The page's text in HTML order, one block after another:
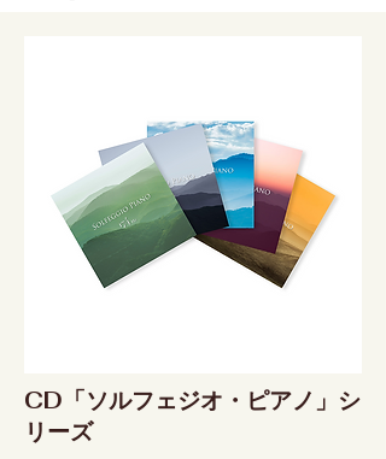
CD「ソルフェジオ・ピアノ」シ
リーズ